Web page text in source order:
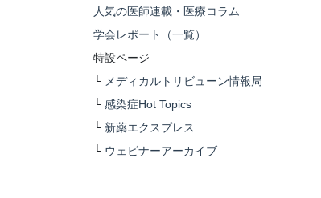
人気の医師連載・医療コラム
学会レポート（一覧）
特設ページ
└ メディカルトリビューン情報局
└ 感染症Hot Topics
└ 新薬エクスプレス
└ ウェビナーアーカイブ